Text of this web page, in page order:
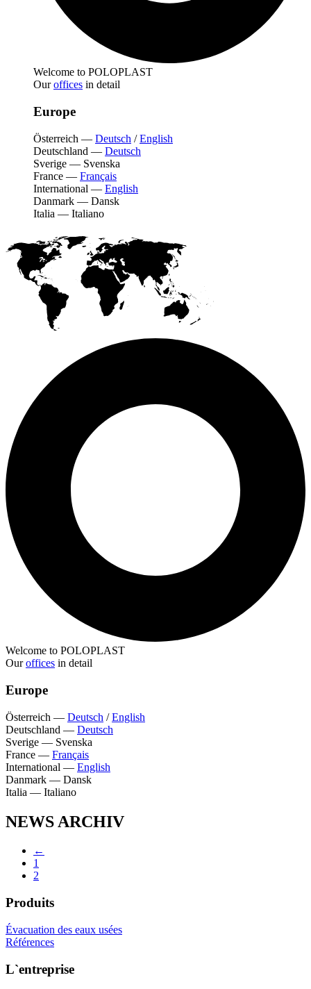
Welcome to POLOPLAST
Ouroffices in detail
Europe
Österreich — Deutsch /English
Deutschland — Deutsch
Sverige — Svenska
France — Français
International — English
Danmark — Dansk
Italia — Italiano
Welcome to POLOPLAST
Ouroffices in detail
Europe
Österreich — Deutsch /English
Deutschland — Deutsch
Sverige — Svenska
France — Français
International — English
Danmark — Dansk
Italia — Italiano
NEWS ARCHIV
←
1
2
Produits
Évacuation des eaux usées
Références
L`entreprise